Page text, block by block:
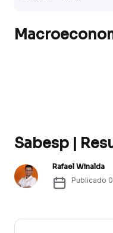
Sabesp |
Rafael Winalda
Publicado